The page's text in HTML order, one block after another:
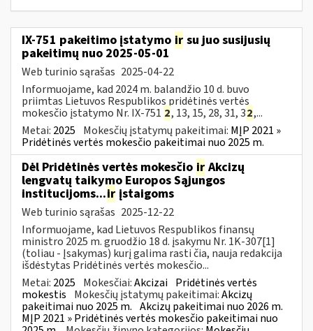
IX-751 pakeitimo įstatymo ir su juo susijusių
pakeitimų nuo 2025-05-01
Web turinio sąrašas 2025-04-22
Informuojame, kad 2024 m. balandžio 10 d. buvo
priimtas Lietuvos Respublikos pridėtinės vertės
mokesčio įstatymo Nr. IX-751 2, 13, 15, 28, 31, 32,...
Metai: 2025 Mokesčių įstatymų pakeitimai: MĮP 2021 »
Pridėtinės vertės mokesčio pakeitimai nuo 2025 m.
Dėl Pridėtinės vertės mokesčio ir Akcizų
lengvatų taikymo Europos Sąjungos
institucijoms...ir įstaigoms
Web turinio sąrašas 2025-12-22
Informuojame, kad Lietuvos Respublikos finansų
ministro 2025 m. gruodžio 18 d. įsakymu Nr. 1K-307[1]
(toliau - Įsakymas) kurį galima rasti čia, nauja redakcija
išdėstytas Pridėtinės vertės mokesčio...
Metai: 2025 Mokesčiai:Akcizai Pridėtinės vertės
mokestis Mokesčių įstatymų pakeitimai:Akcizų
pakeitimai nuo 2025 m. Akcizų pakeitimai nuo 2026 m.
MĮP 2021 » Pridėtinės vertės mokesčio pakeitimai nuo